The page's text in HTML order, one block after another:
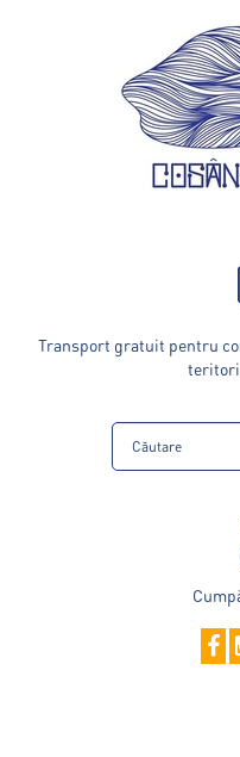
Transport gratuit pentru